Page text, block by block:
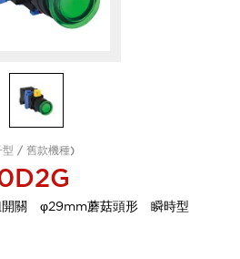
型 / 舊款機種)
關 φ29mm蘑菇頭形 瞬時型